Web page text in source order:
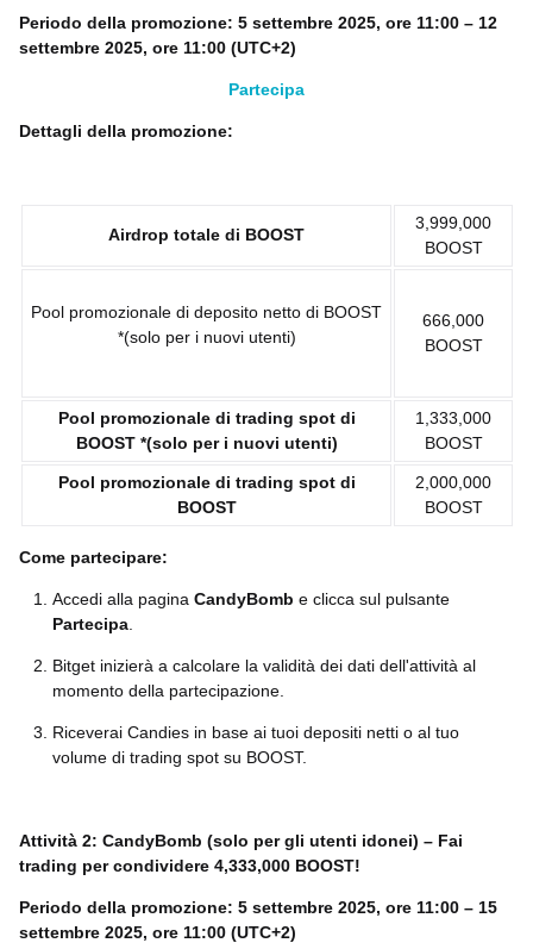
Periodo della promozione: 5 settembre 2025, ore 11:00 – 12
settembre 2025, ore 11:00 (UTC+2)
Partecipa
Dettagli della promozione:
Airdrop totale di BOOST
3,999,000
BOOST
Pool promozionale di deposito netto di BOOST
*(solo per i nuovi utenti)
666,000
BOOST
Pool promozionale di trading spot di
BOOST*(solo per i nuovi utenti)
1,333,000
BOOST
Pool promozionale di trading spot di
BOOST
2,000,000
BOOST
Come partecipare:
Accedi alla pagina CandyBomb e clicca sul pulsante
Partecipa
Bitget inizierà a calcolare la validità dei dati dell'attività al
momento della partecipazione.
Riceverai Candies in base ai tuoi depositi netti o al tuo
volume di trading spot su BOOST.
Attività 2: CandyBomb (solo per gli utenti idonei) – Fai
trading per condividere 4,333,000 BOOST!
Periodo della promozione: 5 settembre 2025, ore 11:00 – 15
settembre 2025, ore 11:00 (UTC+2)